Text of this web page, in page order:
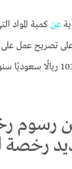
عن كمية المواد
على تصريح عمل
وحددت مبلغًا قدره 10350
رسوم
رخصة